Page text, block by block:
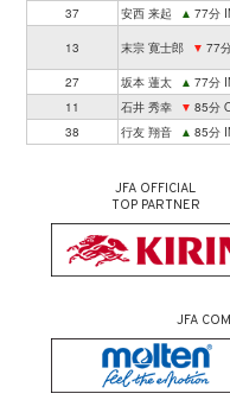
37
安西 来起 ▲ 77分
13 末宗 寛士郎 ▼ 77
27
坂本 蓮太 ▲ 77分
11
石井 秀幸 ▼ 85分
38
行友 翔音 ▲ 85分
JFA OFFICIAL
TOP PARTNER
JFA